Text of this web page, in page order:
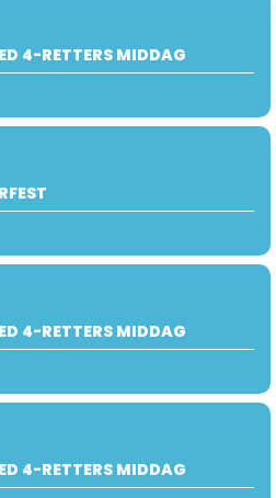
4-RETTERS MIDDAG
4-RETTERS MIDDAG
4-RETTERS MIDDAG